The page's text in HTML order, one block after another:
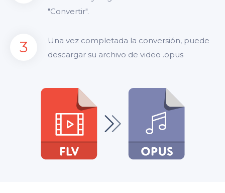
"Convertir".
3
Una vez completada la conversión, puede
descargar su archivo de video .opus